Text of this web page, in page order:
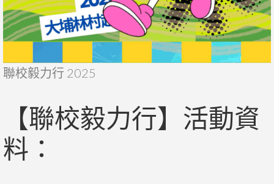
聯校毅力行 2025
【聯校毅力行】活動資
料：